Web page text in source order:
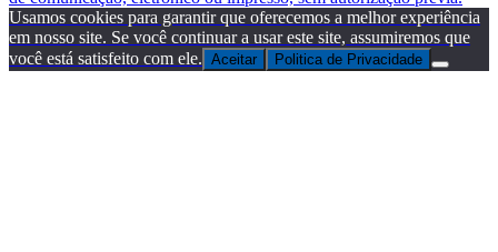
Usamos cookies para garantir que oferecemos a melhor experiência
em nosso site. Se você continuar a usar este site, assumiremos que
você está satisfeito com ele. Aceitar Politica de Privacidade